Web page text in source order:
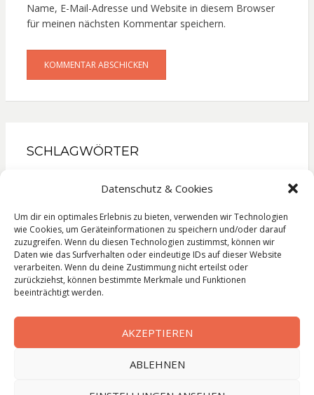
Datenschutz & Cookies
Um dir ein optimales Erlebnis zu bieten, verwenden wir Technologien
wie Cookies, um Geräteinformationen zu speichern und/oder darauf
zuzugreifen. Wenn du diesen Technologien zustimmst, können wir
Daten wie das Surfverhalten oder eindeutige IDs auf dieser Website
verarbeiten. Wenn du deine Zustimmung nicht erteilst oder
zurückziehst, können bestimmte Merkmale und Funktionen
beeinträchtigt werden.
AKZEPTIEREN
ABLEHNEN
Name, E-Mail-Adresse und Website in diesem Browser
für meinen nächsten Kommentar speichern.
SCHLAGWÖRTER
Gesellschaftsroman Kinderbuch
Kochbuch
Roman
Sachbuch Thriller
Impressum
Datenschutzerklärung